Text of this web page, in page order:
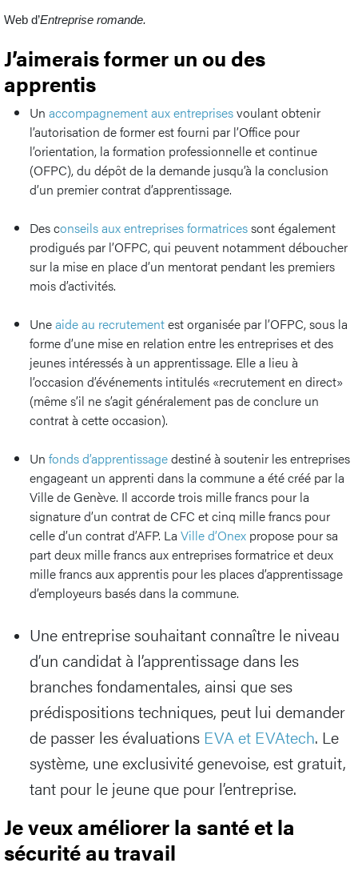
Web d’Entreprise romande.
J’aimerais former un ou des
apprentis
Un accompagnement aux entreprisesvoulant obtenir
l’autorisation de former est fourni par l’Office pour
l’orientation, la formation professionnelle et continue
(OFPC), du dépôt de la demande jusqu’à la conclusion
d’un premier contrat d’apprentissage.
Des conseils aux entreprises formatricessont également
prodigués par l’OFPC, qui peuvent notamment déboucher
sur la mise en place d’un mentorat pendant les premiers
mois d’activités.
Uneaide au recrutementest organisée par l’OFPC, sous la
forme d’une mise en relation entre les entreprises et des
jeunes intéressés à un apprentissage. Elle a lieu à
l’occasion d’événements intitulés «recrutement en direct»
(même s’il ne s’agit généralement pas de conclure un
contrat à cette occasion).
Un fonds d’apprentissagedestiné à soutenir les entreprises
engageant un apprenti dans la commune a été créé par la
Ville de Genève. Il accorde trois mille francs pour la
signature d’un contrat de CFC et cinq mille francs pour
celle d’un contrat d’AFP. La Ville d’Onex propose pour sa
part deux mille francs aux entreprises formatrice et deux
mille francs aux apprentis pour les places d’apprentissage
d’employeurs basés dans la commune.
Une entreprise souhaitant connaître le niveau
d’un candidat à l’apprentissage dans les
branches fondamentales, ainsi que ses
prédispositions techniques, peut lui demander
de passer les évaluations EVA et EVAtech. Le
système, une exclusivité genevoise, est gratuit,
tant pour le jeune que pour l’entreprise.
Je veux améliorer la santé et la
sécurité au travail